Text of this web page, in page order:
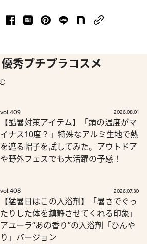
秀プチプラコスメ
vol.409 2026.08.01
【酷暑対策アイテム】「頭の温度がマ
イナス10度？」特殊なアルミ生地で熱
を遮る帽子を試してみた。アウトドア
や野外フェスでも大活躍の予感！
vol.408 2026.07.30
【猛暑日はこの入浴剤】「暑さでぐっ
たりした体を鎮静させてくれる印象」
アユーラ“あの香り”の入浴剤「ひんや
り」バージョン